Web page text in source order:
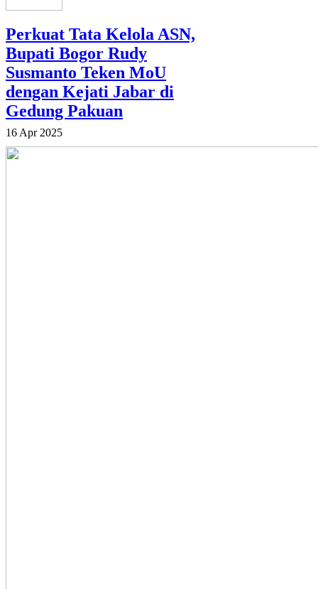
Perkuat Tata Kelola ASN,
Bupati Bogor Rudy
Susmanto Teken MoU
dengan Kejati Jabar di
Gedung Pakuan
16 Apr 2025